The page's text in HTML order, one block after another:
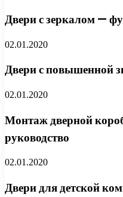
Двери с зеркалом —
02.01.2020
Двери с повышенной
02.01.2020
Монтаж дверной
руководство
02.01.2020
Двери для детской